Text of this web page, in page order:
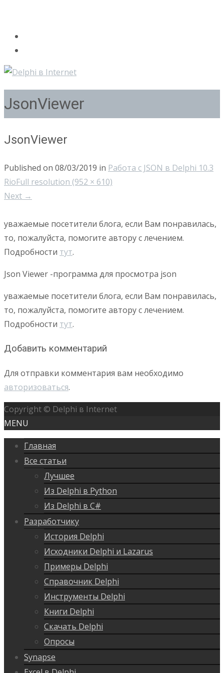
JsonViewer
JsonViewer
Published on 08/03/2019 in Работа с JSON в Delphi 10.3
RioFull resolution (952 × 610)
Next →
уважаемые посетители блога, если Вам понравилась,
то, пожалуйста, помогите автору с лечением.
Подробности тут.
Json Viewer -программа для просмотра json
уважаемые посетители блога, если Вам понравилась,
то, пожалуйста, помогите автору с лечением.
Подробности тут.
Добавить комментарий
Для отправки комментария вам необходимо
авторизоваться.
Copyright © Delphi в Internet
MENU
Главная
Все статьи
Лучшее
Из Delphi в Python
Из Delphi в C#
Разработчику
История Delphi
Исходники Delphi и Lazarus
Примеры Delphi
Справочник Delphi
Инструменты Delphi
Книги Delphi
Скачать Delphi
Опросы
Synapse